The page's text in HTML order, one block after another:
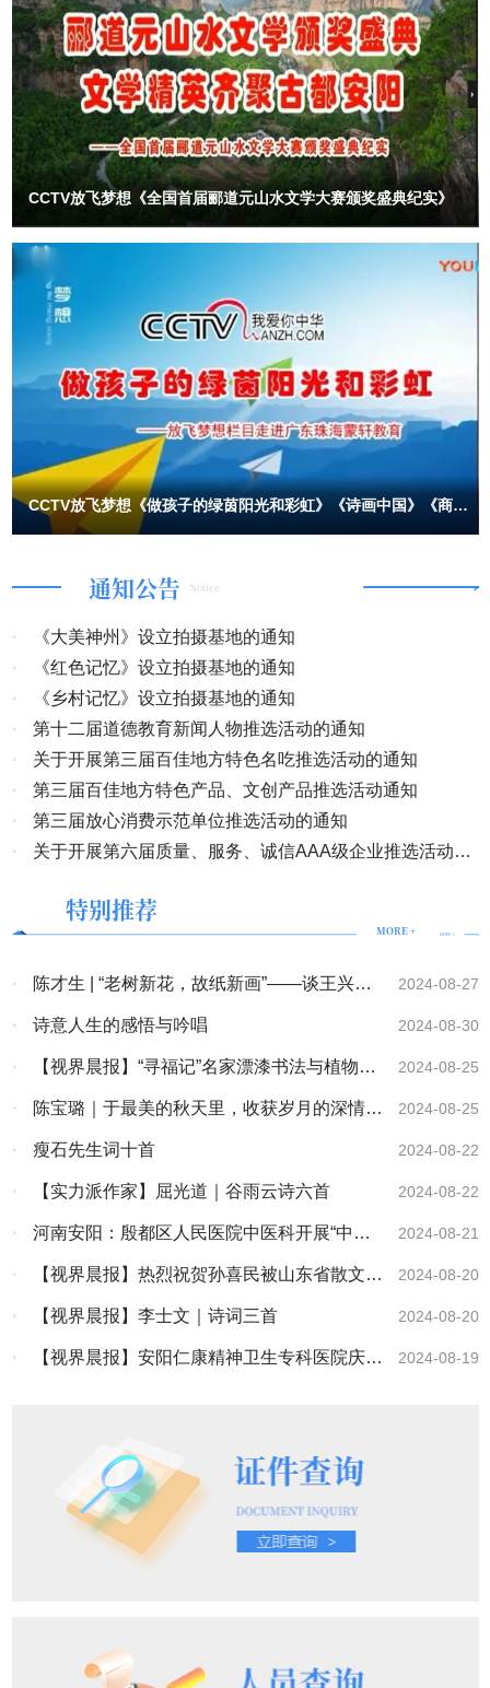
CCTV放飞梦想《全国首届郦道元山水文学大赛颁奖盛典纪实》
CCTV放飞梦想《做孩子的绿茵阳光和彩虹》《诗画中国》《商企
故事》开机
通知公告 Notice
·
《大美神州》设立拍摄基地的通知
·
《红色记忆》设立拍摄基地的通知
·
《乡村记忆》设立拍摄基地的通知
·
第十二届道德教育新闻人物推选活动的通知
·
关于开展第三届百佳地方特色名吃推选活动的通知
·
第三届百佳地方特色产品、文创产品推选活动通知
·
第三届放心消费示范单位推选活动的通知
·
关于开展第六届质量、服务、诚信AAA级企业推选活动的
特别推荐
MORE +
·
陈才生 | “老树新花，故纸新画”——谈王兴舟
的读书观
2024-08-27
· 诗意人生的感悟与吟唱 2024-08-30
·
【视界晨报】“寻福记”名家漂漆书法与植物画
非遗作品展在福州成功举办
2024-08-25
·
陈宝璐｜于最美的秋天里，收获岁月的深情
（美文）
2024-08-25
· 瘦石先生词十首 2024-08-22
· 【实力派作家】屈光道｜谷雨云诗六首 2024-08-22
·
河南安阳：殷都区人民医院中医科开展“中医
科普大讲堂”活动
2024-08-21
·
【视界晨报】热烈祝贺孙喜民被山东省散文学
会吸收为会员
2024-08-20
· 【视界晨报】李士文｜诗词三首 2024-08-20
·
【视界晨报】安阳仁康精神卫生专科医院庆祝
2024-08-19